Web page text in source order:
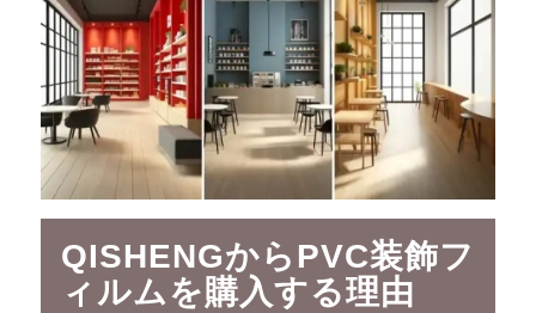
QISHENGからPVC装飾フ
ィルムを購入する理由